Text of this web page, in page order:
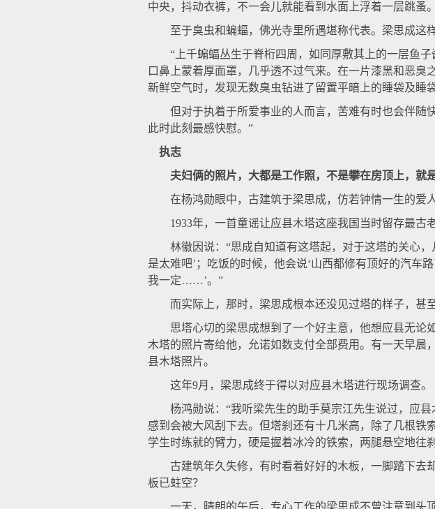
中央，抖动衣裤，不一会儿就能看到水面上浮着一层跳蚤。
至于臭虫和蝙蝠，佛光寺里所遇堪称代表。梁思成这样
“上千蝙蝠丛生于脊桁四周，如同厚敷其上的一层鱼
口鼻上蒙着厚面罩，几乎透不过气来。在一片漆黑和恶
新鲜空气时，发现无数臭虫钻进了留置平暗上的睡袋及睡
但对于执着于所爱事业的人而言，苦难有时也会伴随
此时此刻最感快慰。”
执志
夫妇俩的照片，大都是工作照，不是攀在房顶上，就
在杨鸿勋眼中，古建筑于梁思成，仿若钟情一生的爱人
1933年，一首童谣让应县木塔这座我国当时留存最古老
林徽因说：“思成自知道有这塔起，对于这塔的关心，
是太难吧’；吃饭的时候，他会说‘山西都修有顶好的汽车
我一定……’。”
而实际上，那时，梁思成根本还没见过塔的样子，甚至
思塔心切的梁思成想到了一个好主意，他想应县无论
木塔的照片寄给他，允诺如数支付全部费用。有一天早
县木塔照片。
这年9月，梁思成终于得以对应县木塔进行现场调查。
杨鸿勋说：“我听梁先生的助手莫宗江先生说过，应县
感到会被大风刮下去。但塔刹还有十几米高，除了几根
学生时练就的臂力，硬是握着冰冷的铁索，两腿悬空地往
古建筑年久失修，有时看着好好的木板，一脚踏下去
板已蛀空？
一天，晴朗的午后，专心工作的梁思成不曾注意到头